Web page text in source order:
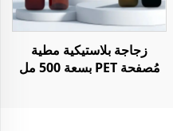
زجاجة بلاستيكية مطية
مُصفحة PET بسعة 500 مل